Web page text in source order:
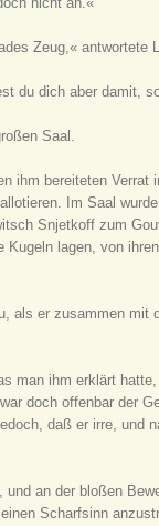
Zeug,« antwortete
du dich aber damit,
Saal.
ihm bereiteten
Im Saal
Snjetkoff zum
lagen, von
als er zusammen mit
man ihm erklärt
doch offenbar der
daß er irre, und
an der bloßen
Scharfsinn